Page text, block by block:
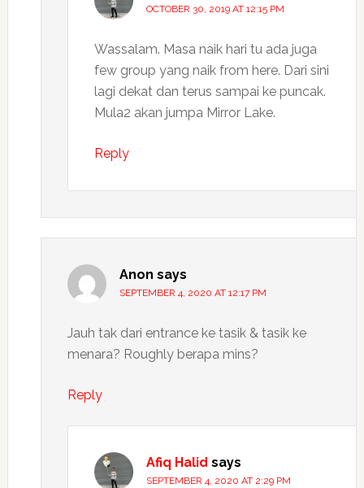
OCTOBER 30, 2019 AT 12:15 PM
Wassalam. Masa naik hari tu ada juga
few group yang naik from here. Dari sini
lagi dekat dan terus sampai ke puncak.
Mula2 akan jumpa Mirror Lake.
Reply
Anon says
SEPTEMBER 4, 2020 AT 12:17 PM
Jauh tak dari entrance ke tasik & tasik ke
menara? Roughly berapa mins?
Reply
Afiq Halid says
SEPTEMBER 4, 2020 AT 2:29 PM